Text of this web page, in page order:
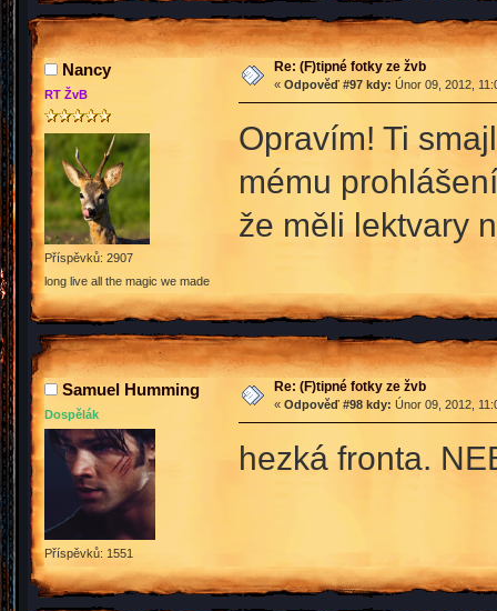
Nancy
RT ŽvB
Příspěvků: 2907
long live all the magic we made
Re: (F)tipné fotky ze žvb
« Odpověď #97 kdy: Únor 09, 2012,
Opravím! Ti
mému
že měli lektvary
Samuel Humming
Dospělák
Příspěvků: 1551
Re: (F)tipné fotky ze žvb
« Odpověď #98 kdy: Únor 09, 2012,
hezká fronta.